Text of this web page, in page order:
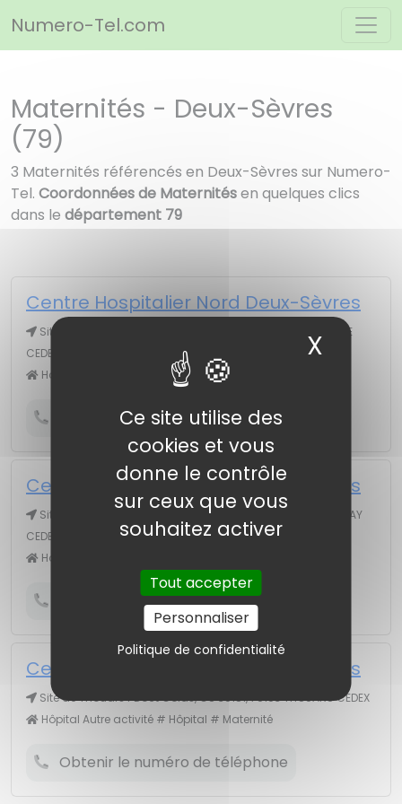
Ce site utilise des
cookies et vous
donne le contrôle
sur ceux que vous
souhaitez activer
Tout accepter
Personnaliser
Politique de confidentialité
X
Numero-Tel.com
Maternités - Deux-Sèvres
(79)
3 Maternités référencés en Deux-Sèvres sur Numero-
Tel. Coordonnées de Maternitésen quelques clics
dans le département 79
Centre Hospitalier Nord Deux-Sèvres
Site de Bressuire r Doct Ichon, CS 90060, 79302 BRESSUIRE
CEDEX
Hôpital # Maternité
Obtenir le numéro de téléphone
Centre Hospitalier Nord Deux-Sèvres
Site de Parthenay 13 r Brossard, CS 60199, 79205 PARTHENAY
CEDEX
Hôpital # Maternité
Obtenir le numéro de téléphone
Centre Hospitalier Nord Deux-Sèvres
Site de Thouars r Doct Colas, CS 30181, 79103 THOUARS CEDEX
Hôpital Autre activité # Hôpital # Maternité
Obtenir le numéro de téléphone